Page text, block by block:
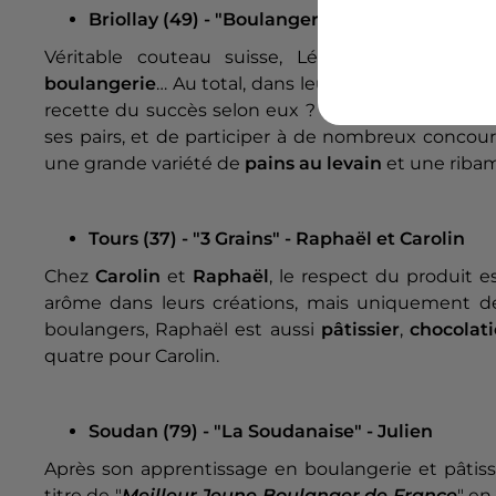
Briollay (49) - "Boulangerie Paumard" - Léo
Véritable couteau suisse, Léo aime
boulangerie… Au total, dans leurs deux
recette du succès selon eux ? Leur
ses pairs, et de participer à de nombreux
une grande variété de pains au levain et une
Tours (37) - "3 Grains" - Raphaël et Carolin
Chez Carolin et Raphaël, le respect du produit
arôme dans leurs créations, mais uniquement
boulangers, Raphaël est aussi pâtissier,
quatre pour Carolin.
Soudan (79) - "La Soudanaise" - Julien
Après son apprentissage en boulangerie et